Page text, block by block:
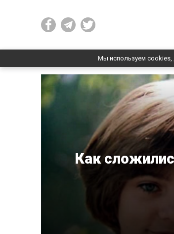
Мы используем cookies,
Как